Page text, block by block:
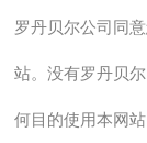
罗丹贝尔公司同
站。没有罗丹贝
何目的使用本网